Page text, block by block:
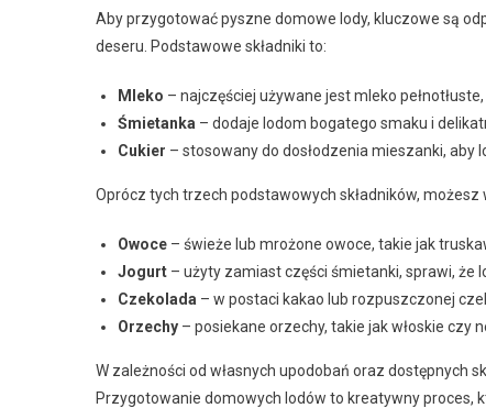
Aby przygotować pyszne domowe lody, kluczowe są
deseru. Podstawowe składniki to:
Mleko – najczęściej używane jest mleko
Śmietanka – dodaje lodom bogatego smaku i
Cukier – stosowany do dosłodzenia mieszanki, aby
Oprócz tych trzech podstawowych składników,
Owoce – świeże lub mrożone owoce, takie jak
Jogurt – użyty zamiast części śmietanki, sprawi, że
Czekolada – w postaci kakao lub rozpuszczonej
Orzechy – posiekane orzechy, takie jak włoskie czy
W zależności od własnych upodobań oraz dostępnych
Przygotowanie domowych lodów to kreatywny proces,